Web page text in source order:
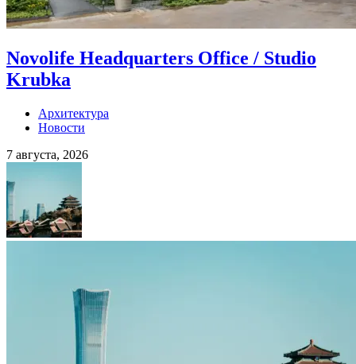
Novolife Headquarters Office / Studio
Krubka
Архитектура
Новости
7 августа, 2026